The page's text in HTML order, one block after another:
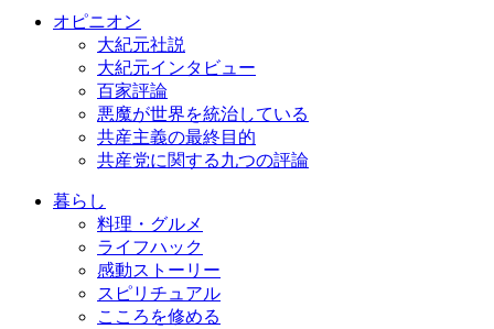
オピニオン
大紀元社説
大紀元インタビュー
百家評論
悪魔が世界を統治している
共産主義の最終目的
共産党に関する九つの評論
暮らし
料理・グルメ
ライフハック
感動ストーリー
スピリチュアル
こころを修める